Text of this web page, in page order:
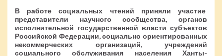
В работе социальных чтений приняли участие
представители научного сообщества, органов
исполнительной государственной власти субъектов
Российской Федерации, социально ориентированных
некоммерческих организаций, учреждений
социального обслуживания населения Ханты-